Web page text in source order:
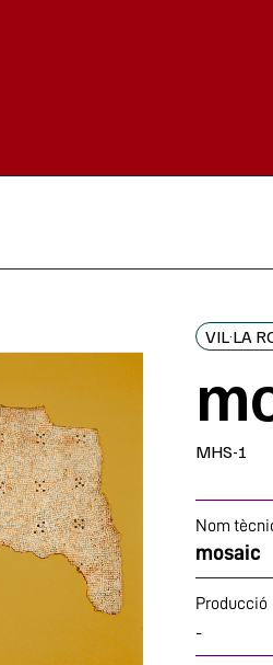
VIL·LA
MHS-1
Nom
mosaic
Producció
-